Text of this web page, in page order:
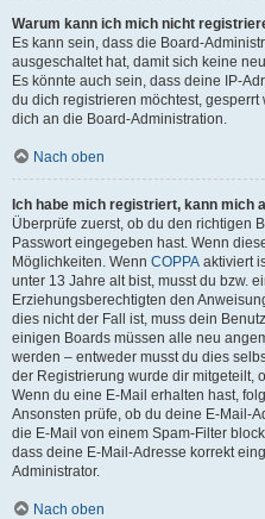
Warum kann ich mich nicht
Es kann sein, dass die Board-
ausgeschaltet hat, damit sich keine
Es könnte auch sein, dass deine IP-
du dich registrieren möchtest,
dich an die Board-Administration.
Nach oben
Ich habe mich registriert, kann mich
Überprüfe zuerst, ob du den richtigen
Passwort eingegeben hast. Wenn
Möglichkeiten. Wenn COPPA aktiviert
unter 13 Jahre alt bist, musst du bzw.
Erziehungsberechtigten den
dies nicht der Fall ist, muss dein
einigen Boards müssen alle neu
werden – entweder musst du dies
der Registrierung wurde dir mitgeteilt,
Wenn du eine E-Mail erhalten hast,
Ansonsten prüfe, ob du deine E-Mail-
die E-Mail von einem Spam-Filter
dass deine E-Mail-Adresse korrekt
Administrator.
Nach oben